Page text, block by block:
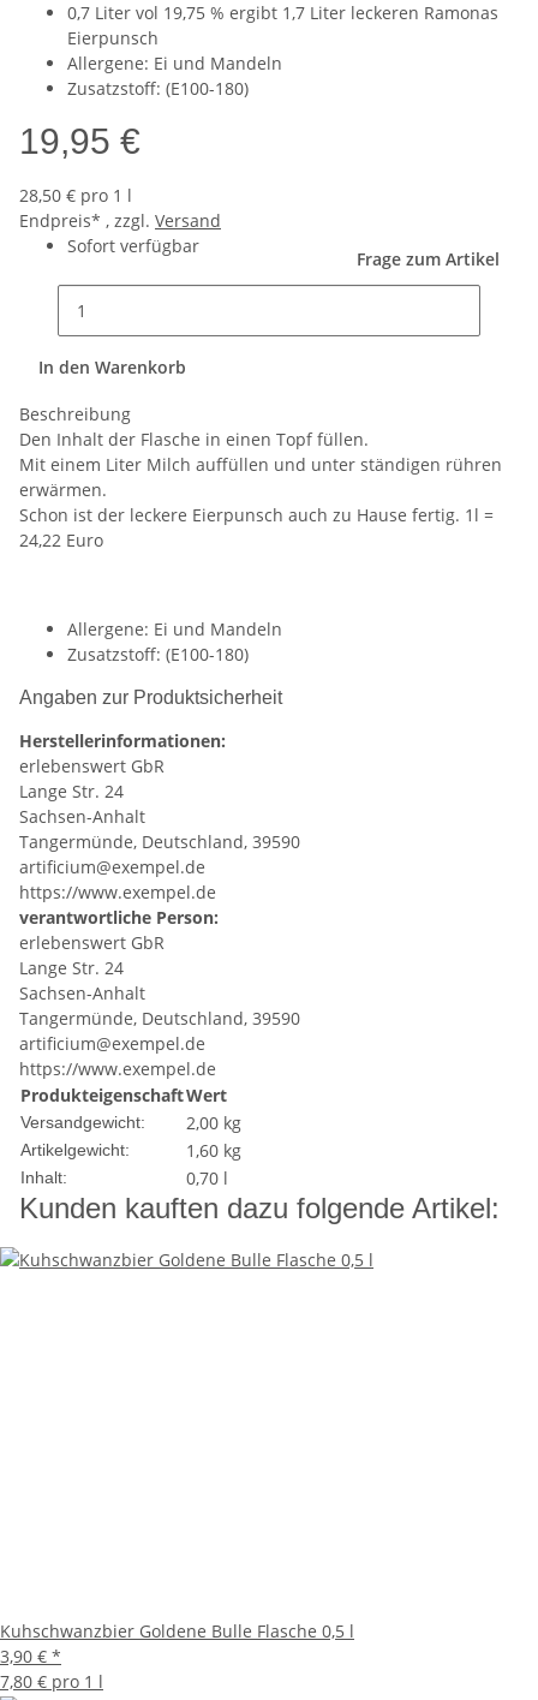
0,7 Liter vol 19,75 % ergibt 1,7 Liter leckeren Ramonas
Eierpunsch
Allergene: Ei und Mandeln
Zusatzstoff: (E100-180)
19,95 €
28,50 € pro 1 l
Endpreis* , zzgl. Versand
Sofort verfügbar
Frage zum Artikel
In den Warenkorb
Beschreibung
Den Inhalt der Flasche in einen Topf füllen.
Mit einem Liter Milch auffüllen und unter ständigen rühren
erwärmen.
Schon ist der leckere Eierpunsch auch zu Hause fertig. 1l =
24,22 Euro
Allergene: Ei und Mandeln
Zusatzstoff: (E100-180)
Angaben zur Produktsicherheit
Herstellerinformationen:
erlebenswert GbR
Lange Str. 24
Sachsen-Anhalt
Tangermünde, Deutschland, 39590
artificium@exempel.de
https://www.exempel.de
verantwortliche Person:
erlebenswert GbR
Lange Str. 24
Sachsen-Anhalt
Tangermünde, Deutschland, 39590
artificium@exempel.de
https://www.exempel.de
ProdukteigenschaftWert
Versandgewicht: 2,00 kg
Artikelgewicht: 1,60 kg
Inhalt: 0,70 l
Kunden kauften dazu folgende Artikel:
Kuhschwanzbier Goldene Bulle Flasche 0,5 l
3,90 € *
7,80 € pro 1 l